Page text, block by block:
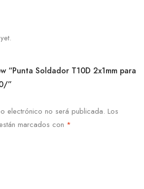
“Punta Soldador T10D 2x1mm para
”
electrónico no será publicada. Los
marcados con *